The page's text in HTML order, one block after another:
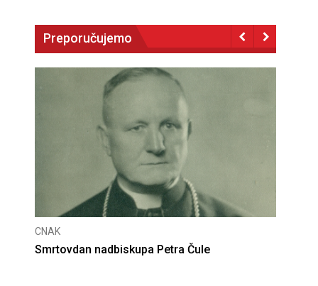
Preporučujemo
Deseta obljetnica poništenja